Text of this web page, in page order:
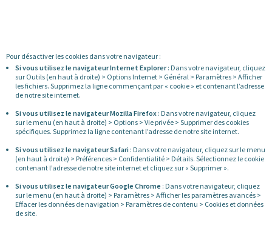
Pour désactiver les cookies dans votre navigateur :
Si vous utilisez le navigateur Internet Explorer: Dans votre navigateur, cliquez
sur Outils (en haut à droite) > Options Internet > Général > Paramètres > Afficher
les fichiers. Supprimez la ligne commençant par « cookie » et contenant l’adresse
de notre site internet.
Si vous utilisez le navigateur Mozilla Firefox : Dans votre navigateur, cliquez
sur le menu (en haut à droite) > Options > Vie privée > Supprimer des cookies
spécifiques. Supprimez la ligne contenant l’adresse de notre site internet.
Si vous utilisez le navigateur Safari : Dans votre navigateur, cliquez sur le menu
(en haut à droite) > Préférences > Confidentialité > Détails. Sélectionnez le cookie
contenant l’adresse de notre site internet et cliquez sur « Supprimer ».
Si vous utilisez le navigateur Google Chrome : Dans votre navigateur, cliquez
sur le menu (en haut à droite) > Paramètres > Afficher les paramètres avancés >
Effacer les données de navigation > Paramètres de contenu > Cookies et données
de site.